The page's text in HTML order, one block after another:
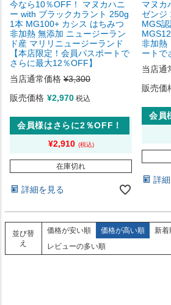
今なら10％OFF！ マヌカハニ
ー with ブラックカラント 250g
1本 MG100+ カシス はちみつ
非加熱 無添加 ニュージーラン
ド産 マリリニュージーランド
【本店限定！会員パスポートで
さらに最大12％OFF】
当店通常価格 ¥3,300
販売価格 ¥2,970 税込
会員様はさらに2％OFF！
¥2,910
在庫切れ
詳細を見る
マヌカ
ゼンジ
MGS
非加熱
ートで
当店通
販売価
会員
詳
並び替
え
価格が安い順 価格が高い順 新着
レビューの多い順